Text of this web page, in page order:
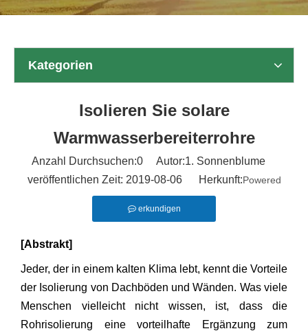
Kategorien
Isolieren Sie solare
Warmwasserbereiterrohre
Anzahl Durchsuchen:0 Autor:1. Sonnenblume
veröffentlichen Zeit: 2019-08-06 Herkunft:Powered
erkundigen
[Abstrakt]
Jeder, der in einem kalten Klima lebt, kennt die Vorteile
der Isolierung von Dachböden und Wänden. Was viele
Menschen vielleicht nicht wissen, ist, dass die
Rohrisolierung eine vorteilhafte Ergänzung zum